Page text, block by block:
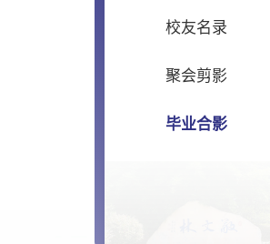
校友名录
聚会剪影
毕业合影